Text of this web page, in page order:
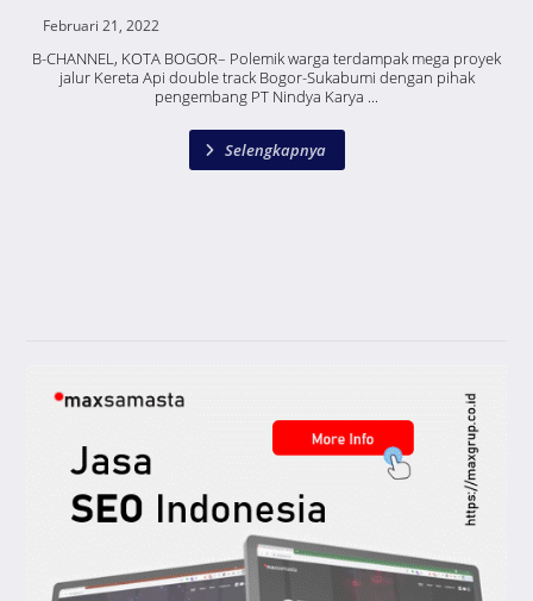
Februari 21, 2022
B-CHANNEL, KOTA BOGOR– Polemik warga terdampak mega proyek
jalur Kereta Api double track Bogor-Sukabumi dengan pihak
pengembang PT Nindya Karya ...
Selengkapnya